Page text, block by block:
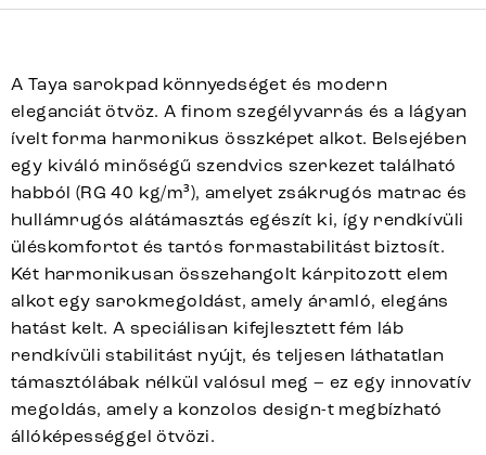
A Taya sarokpad könnyedséget és modern
eleganciát ötvöz. A finom szegélyvarrás és a lágyan
ívelt forma harmonikus összképet alkot. Belsejében
egy kiváló minőségű szendvics szerkezet található
habból (RG 40 kg/m³), amelyet zsákrugós matrac és
hullámrugós alátámasztás egészít ki, így rendkívüli
üléskomfortot és tartós formastabilitást biztosít.
Két harmonikusan összehangolt kárpitozott elem
alkot egy sarokmegoldást, amely áramló, elegáns
hatást kelt. A speciálisan kifejlesztett fém láb
rendkívüli stabilitást nyújt, és teljesen láthatatlan
támasztólábak nélkül valósul meg – ez egy innovatív
megoldás, amely a konzolos design-t megbízható
állóképességgel ötvözi.